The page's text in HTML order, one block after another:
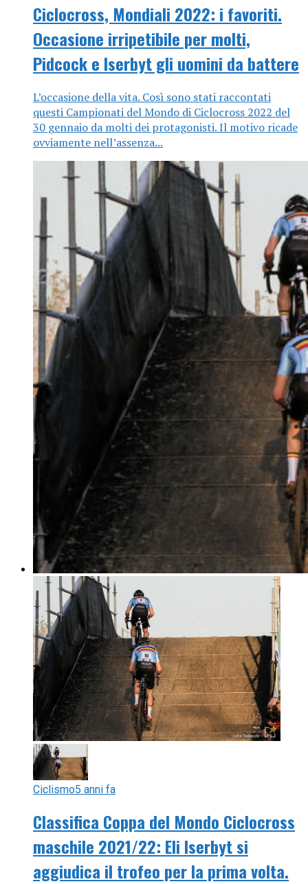
Ciclocross, Mondiali 2022: i favoriti.
Occasione irripetibile per molti,
Pidcock e Iserbyt gli uomini da battere
L’occasione della vita. Così sono stati raccontati
questi Campionati del Mondo di Ciclocross 2022 del
30 gennaio da molti dei protagonisti. Il motivo ricade
ovviamente nell’assenza...
Ciclismo5 anni fa
Classifica Coppa del Mondo Ciclocross
maschile 2021/22: Eli Iserbyt si
aggiudica il trofeo per la prima volta.